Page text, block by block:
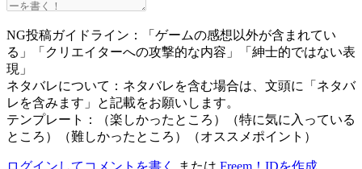
NG投稿ガイドライン：「ゲームの感想以外が含まれてい
る」「クリエイターへの攻撃的な内容」「紳士的ではない表
現」
ネタバレについて：ネタバレを含む場合は、文頭に「ネタバ
レを含みます」と記載をお願いします。
テンプレート：（楽しかったところ）（特に気に入っている
ところ）（難しかったところ）（オススメポイント）